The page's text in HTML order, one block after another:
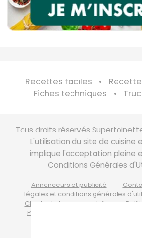
Recettes faciles
Fiches techniques
Tous droits réservés
L'utilisation du site de cuisine
implique l'acceptation pleine
Conditions Générales
Annonceurs et publicité
légales et conditions générales
Charte de bonne conduite
Politique de protection des